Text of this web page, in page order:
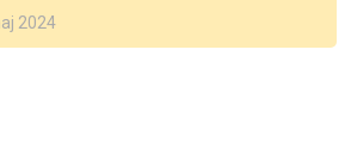
2024